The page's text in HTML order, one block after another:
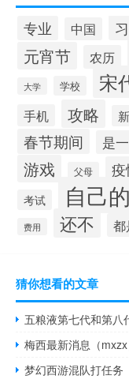
专业 中国
元宵节 农历
大学 学校 宋
手机 攻略
春节期间 是
游戏 父母
考试 自己的
费用 还不 都
猜你想看的文章
五粮液第七代和第八
梅西最新消息（mxzx
梦幻西游混队打任务